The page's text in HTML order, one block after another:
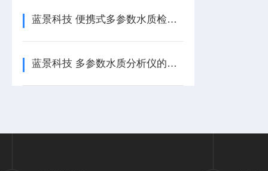
蓝景科技 便携式多参数水质检测仪如何助力企业碳核算与ESG披露
蓝景科技 多参数水质分析仪的使用指南与维护建议